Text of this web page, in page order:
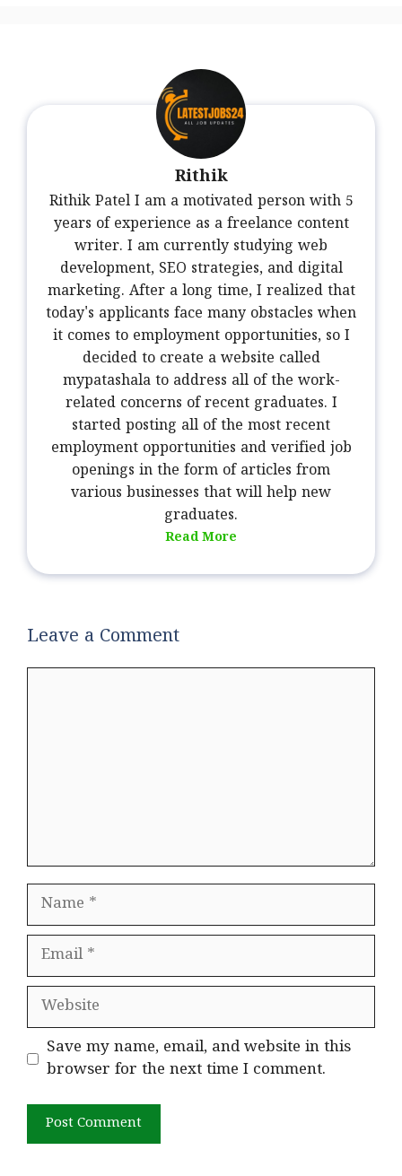
Rithik
Rithik Patel I am a motivated person with 5
years of experience as a freelance content
writer. I am currently studying web
development, SEO strategies, and digital
marketing. After a long time, I realized that
today's applicants face many obstacles when
it comes to employment opportunities, so I
decided to create a website called
mypatashala to address all of the work-
related concerns of recent graduates. I
started posting all of the most recent
employment opportunities and verified job
openings in the form of articles from
various businesses that will help new
graduates.
Read More
Leave a Comment
Name
Email
Website
Save my name, email, and website in this
browser for the next time I comment.